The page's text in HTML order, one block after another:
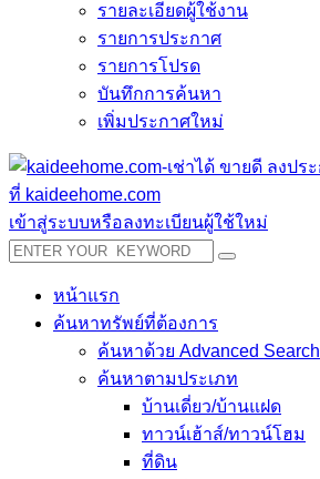
รายละเอียดผู้ใช้งาน
รายการประกาศ
รายการโปรด
บันทึกการค้นหา
เพิ่มประกาศใหม่
เข้าสู่ระบบหรือลงทะเบียนผู้ใช้ใหม่
หน้าแรก
ค้นหาทรัพย์ที่ต้องการ
ค้นหาด้วย Advanced Search
ค้นหาตามประเภท
บ้านเดี่ยว/บ้านแฝด
ทาวน์เฮ้าส์/ทาวน์โฮม
ที่ดิน